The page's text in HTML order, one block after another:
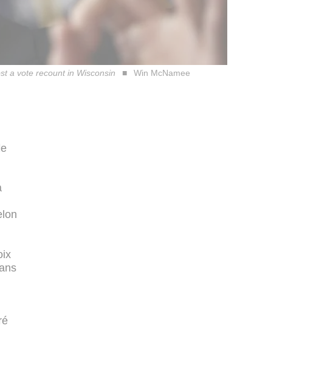
a vote recount in Wisconsin
Win McNamee